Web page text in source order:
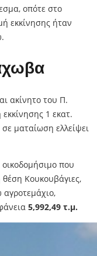
οπότε στο
εκκίνησης ήταν
ακίνητο του Π.
1 εκατ.
ματαίωση ελλείψει
οικοδομήσιμο που
θέση Κουκουβάγιες,
5,992,49 τ.μ.